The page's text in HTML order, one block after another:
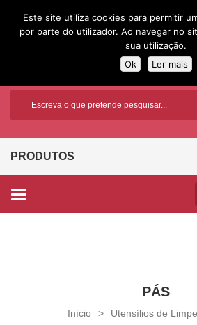
PRODUTOS
Categories
PÁS
Início > Utensílios de
Este site utiliza cookies para permitir
por parte do utilizador. Ao navegar no
sua utilização.
Ok
Ler mais